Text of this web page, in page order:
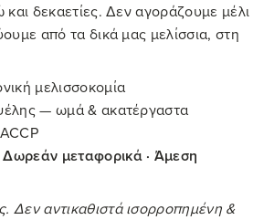
δεκαετίες. Δεν αγοράζουμε μέλι
από τα δικά μας μελίσσια, στη
μελισσοκομία
— ωμά & ακατέργαστα
μεταφορικά · Άμεση
Δεν αντικαθιστά ισορροπημένη &